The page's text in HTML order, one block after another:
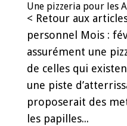
Une pizzeria pour les
< Retour aux
personnel Mois :
assurément une
de celles qui
une piste
proposerait des
les papilles...